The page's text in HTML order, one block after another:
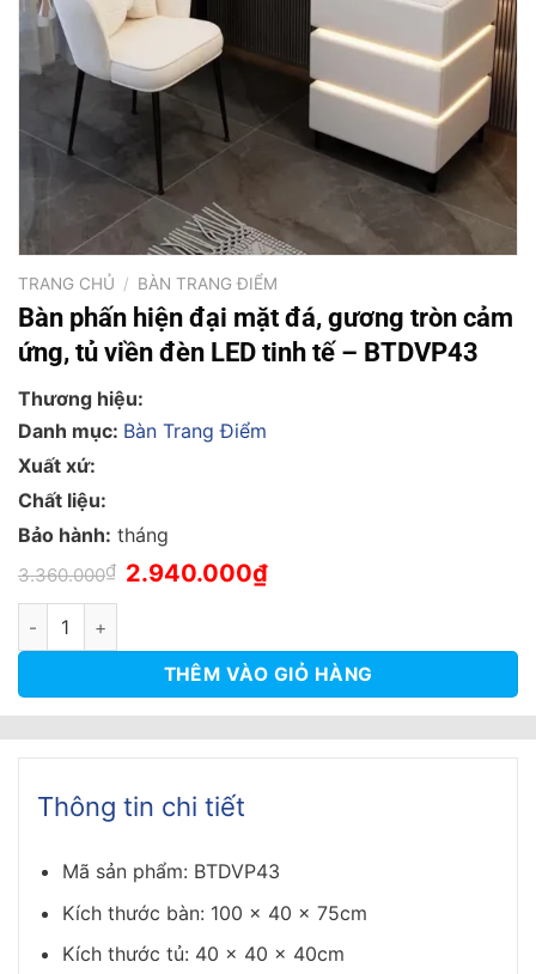
TRANG CHỦ / BÀN TRANG ĐIỂM
Bàn phấn hiện đại mặt đá, gương tròn cảm
ứng, tủ viền đèn LED tinh tế – BTDVP43
Thương hiệu:
Danh mục: Bàn Trang Điểm
Xuất xứ:
Chất liệu:
Bảo hành: tháng
3.360.000₫ Giá
gốc
2.940.000₫Giá
hiện
Bàn phấn hiện đại mặt đá, gương tròn cảm ứng, tủ viền đèn
THÊM VÀO GIỎ HÀNG
Thông tin chi tiết
Mã sản phẩm: BTDVP43
Kích thước bàn: 100 x 40 x 75cm
Kích thước tủ: 40 x 40 x 40cm